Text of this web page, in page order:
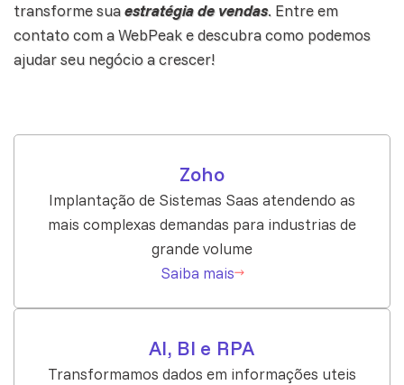
transforme suaestratégia de vendas. Entre em
contato com a WebPeake descubra como podemos
ajudar seu negócio a crescer!
Zoho
Implantação de Sistemas Saas atendendo as
mais complexas demandas para industrias de
grande volume
Saiba mais
AI, BI e RPA
Transformamos dados em informações uteis